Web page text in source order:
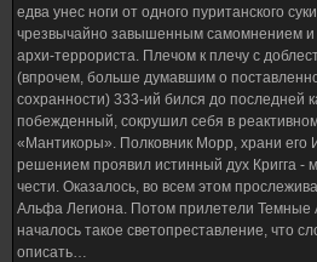
едва унес ноги от одного пуританского
чрезвычайно завышенным самомнением
архи-террориста. Плечом к плечу с
(впрочем, больше думавшим о
сохранности) 333-ий бился до последней
побежденный, сокрушил себя в
«Мантикоры». Полковник Морр, храни его
решением проявил истинный дух Кригга -
чести. Оказалось, во всем этом
Альфа Легиона. Потом прилетели Темные
началось такое светопреставление, что
описать…